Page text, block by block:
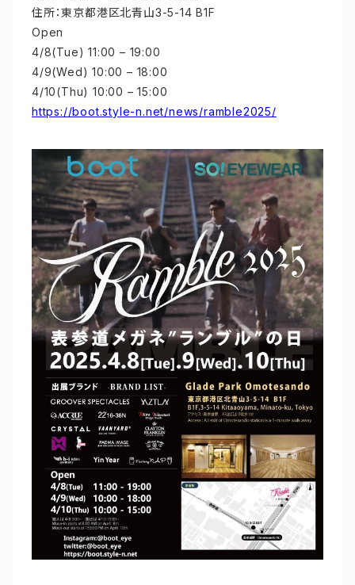
住所：東京都港区北青山3-5-14 B1F
Open
4/8(Tue) 11:00 – 19:00
4/9(Wed) 10:00 – 18:00
4/10(Thu) 10:00 – 15:00
https://boot.style-n.net/news/ramble2025/